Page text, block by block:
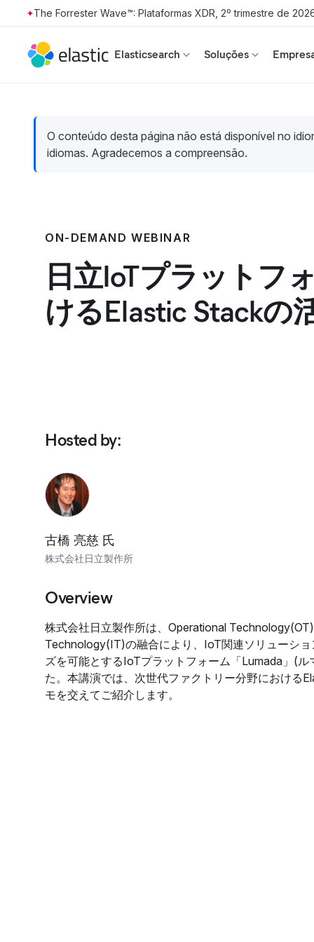
Skip to main content
The Forrester Wave™: Plataformas XDR, 2º trimestre de
Elasticsearch Soluções
O conteúdo desta página não está disponível no
idiomas. Agradecemos a compreensão.
ON-DEMAND WEBINAR
日立IoTプラットフ
けるElastic Stackの
Hosted by:
古橋 亮慈 氏
株式会社日立製作所
Overview
株式会社日立製作所は、Operational
Technology(IT)の融合により、IoT関連ソリューショ
ズを可能とするIoTプラットフォーム「Lumada」(ル
た。本講演では、次世代ファクトリー分野における
モを交えてご紹介します。